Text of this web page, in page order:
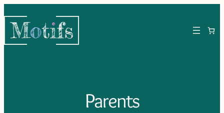
au
contenu
Parents